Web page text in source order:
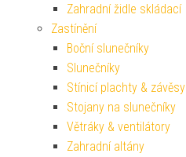
Zahradní židle skládací
Zastínění
Boční slunečníky
Slunečníky
Stínicí plachty & závěsy
Stojany na slunečníky
Větráky & ventilátory
Zahradní altány